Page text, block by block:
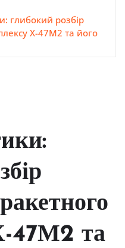
глибокий розбір
Х-47М2 та його
47М2 та